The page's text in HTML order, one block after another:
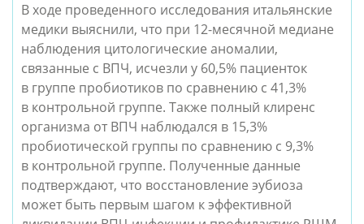
В ходе проведенного исследования итальянские
медики выяснили, что при 12-месячной медиане
наблюдения цитологические аномалии,
связанные с ВПЧ, исчезли у 60,5% пациенток
в группе пробиотиков по сравнению с 41,3%
в контрольной группе. Также полный клиренс
организма от ВПЧ наблюдался в 15,3%
пробиотической группы по сравнению с 9,3%
в контрольной группе. Полученные данные
подтверждают, что восстановление эубиоза
может быть первым шагом к эффективной